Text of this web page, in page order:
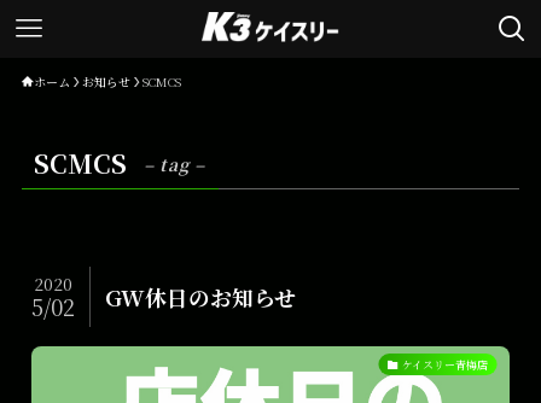
ホーム お知らせ SCMCS
SCMCS – tag –
GW休日のお知らせ
2020
5/02
ケイスリー青梅店